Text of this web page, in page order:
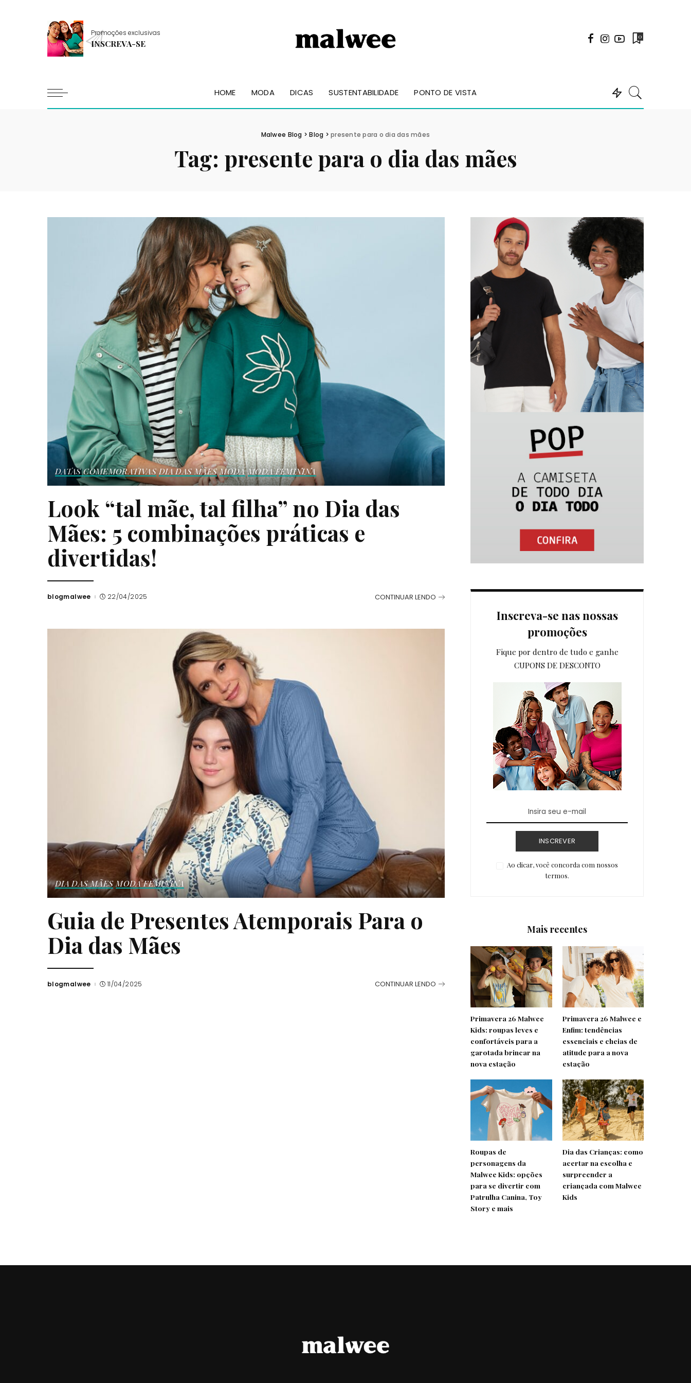
Promoções exclusivas
INSCREVA-SE
0
HOME MODA DICAS SUSTENTABILIDADE PONTO DE VISTA
Malwee Blog >Blog >presente para o dia das mães
Tag: presente para o dia das mães
DATAS COMEMORATIVAS DIA DAS MÃES MODA MODA FEMININA
Look “tal mãe, tal filha” no Dia das
Mães: 5 combinações práticas e
divertidas!
Posted
blogmalwee 22/04/2025 CONTINUAR LENDO
DIA DAS MÃES MODA FEMININA
Guia de Presentes Atemporais Para o
Dia das Mães
Posted
blogmalwee 11/04/2025 CONTINUAR LENDO
Inscreva-se nas nossas
promoções
Fique por dentro de tudo e ganhe
CUPONS DE DESCONTO
INSCREVER
Ao clicar, você concorda com nossos
termos.
Mais recentes
Primavera 26 Malwee
Kids: roupas leves e
confortáveis para a
garotada brincar na
nova estação
Primavera 26 Malwee e
Enfim: tendências
essenciais e cheias de
atitude para a nova
estação
Roupas de
personagens da
Malwee Kids: opções
para se divertir com
Patrulha Canina, Toy
Story e mais
Dia das Crianças: como
acertar na escolha e
surpreender a
criançada com Malwee
Kids